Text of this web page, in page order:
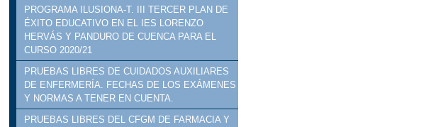
PROGRAMA ILUSIONA-T. III TERCER PLAN DE
ÉXITO EDUCATIVO EN EL IES LORENZO
HERVÁS Y PANDURO DE CUENCA PARA EL
CURSO 2020/21
PRUEBAS LIBRES DE CUIDADOS AUXILIARES
DE ENFERMERÍA. FECHAS DE LOS EXÁMENES
Y NORMAS A TENER EN CUENTA.
PRUEBAS LIBRES DEL CFGM DE FARMACIA Y